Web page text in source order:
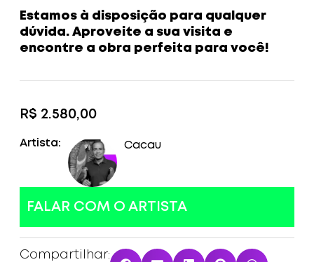
Estamos à disposição para qualquer
dúvida. Aproveite a sua visita e
encontre a obra perfeita para você!
R$ 2.580,00
Artista: Cacau
FALAR COM O ARTISTA
Compartilhar: